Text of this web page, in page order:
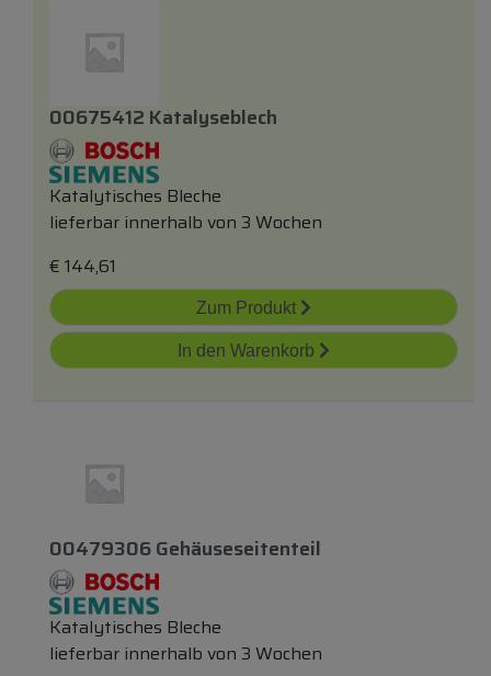
00675412 Katalyseblech
Katalytisches Bleche
lieferbar innerhalb von 3 Wochen
€ 144,61
Zum Produkt
In den Warenkorb
00479306 Gehäuseseitenteil
Katalytisches Bleche
lieferbar innerhalb von 3 Wochen